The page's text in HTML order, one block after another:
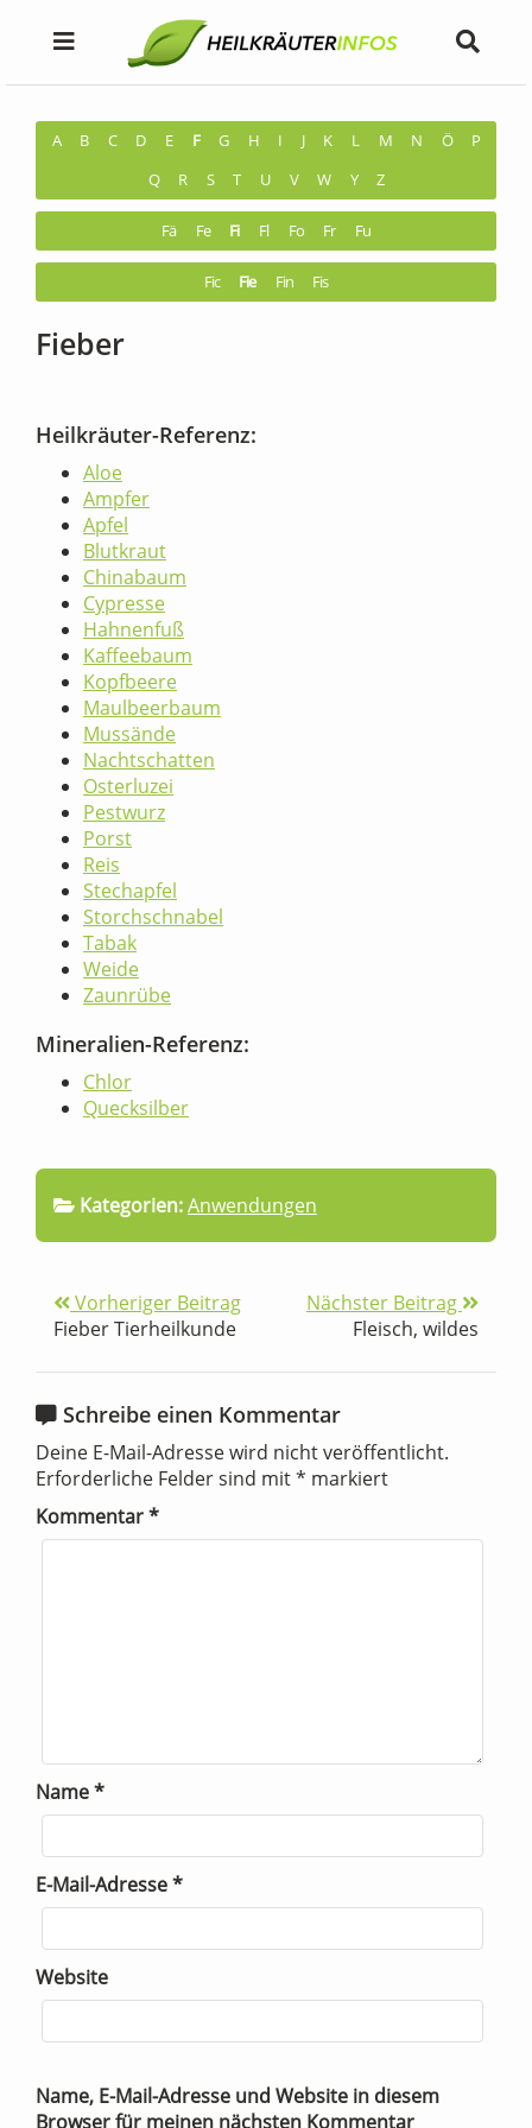
A B C D E F G H I J K L M N Ö
P
Q
R S T U V W Y Z
Fä Fe Fi Fl Fo Fr Fu
Fic Fie Fin Fis
Fieber
Heilkräuter-Referenz:
Aloe
Ampfer
Apfel
Blutkraut
Chinabaum
Cypresse
Hahnenfuß
Kaffeebaum
Kopfbeere
Maulbeerbaum
Mussände
Nachtschatten
Osterluzei
Pestwurz
Porst
Reis
Stechapfel
Storchschnabel
Tabak
Weide
Zaunrübe
Mineralien-Referenz:
Chlor
Quecksilber
Kategorien:Anwendungen
Vorheriger Beitrag
Fieber Tierheilkunde
Nächster Beitrag
Fleisch, wildes
Schreibe einen Kommentar
Deine E-Mail-Adresse wird nicht veröffentlicht.
Erforderliche Felder sind mit* markiert
Kommentar*
Name*
E-Mail-Adresse*
Website
Name, E-Mail-Adresse und Website in diesem
Browser für meinen nächsten Kommentar